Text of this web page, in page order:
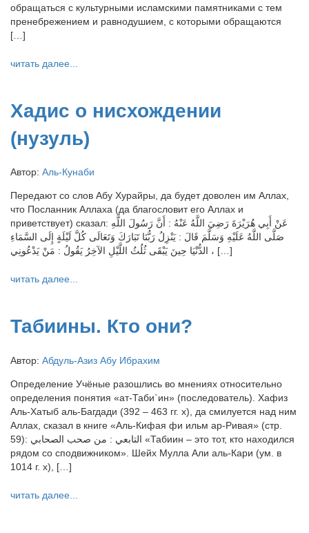
обращаться с культурными исламскими памятниками с тем
пренебрежением и равнодушием, с которыми обращаются
[…]
читать далее...
Хадис о нисхождении
(нузуль)
Автор: Аль-Кунаби
Передают со слов Абу Хурайры, да будет доволен им Аллах,
что Посланник Аллаха (да благословит его Аллах и
приветствует) сказал: عَنْ أَبِي هُرَيْرَةَ رَضِيَ اللَّهُ عَنْهُ : أَنَّ رَسُولَ اللَّهِ
صَلَّى اللَّهُ عَلَيْهِ وَسَلَّمَ قَالَ : يَنْزِلُ رَبُّنَا تَبَارَكَ وَتَعَالَى كُلَّ لَيْلَةٍ إِلَى السَّمَاءِ
الدُّنْيَا حِينَ يَبْقَى ثُلُثُ اللَّيْلِ الآخِرُ يَقُولُ : مَنْ يَدْعُونِي ، […]
читать далее...
Табиины. Кто они?
Автор: Абдуль-Азиз Абу Ибрахим
Определение Учёные разошлись во мнениях относительно
определения понятия «ат-Таби`ин» (последователь). Хафиз
Аль-Хатыб аль-Багдади (392 – 463 гг. х), да смилуется над ним
Аллах, сказал в книге «Аль-Кифая фи ильм ар-Ривая» (стр.
59): التابعي : من صحب الصحابي «Табиин – это тот, кто находился
рядом со сподвижником». Шейх Мулла Али аль-Кари (ум. в
1014 г. х), […]
читать далее...